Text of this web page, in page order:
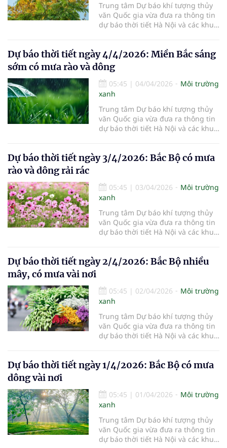
Trung tâm Dự báo khí tượng thủy
văn Quốc gia vừa đưa ra thông tin
dự báo thời tiết Hà Nội và các khu
Dự báo thời tiết ngày 4/4/2026: Miền Bắc sáng
sớm có mưa rào và dông
05:45 | 04/04/2026
Môi trường
xanh
Trung tâm Dự báo khí tượng thủy
văn Quốc gia vừa đưa ra thông tin
dự báo thời tiết Hà Nội và các khu
Dự báo thời tiết ngày 3/4/2026: Bắc Bộ có mưa
rào và dông rải rác
05:45 | 03/04/2026
Môi trường
xanh
Trung tâm Dự báo khí tượng thủy
văn Quốc gia vừa đưa ra thông tin
dự báo thời tiết Hà Nội và các khu
Dự báo thời tiết ngày 2/4/2026: Bắc Bộ nhiều
mây, có mưa vài nơi
05:45 | 02/04/2026
Môi trường
xanh
Trung tâm Dự báo khí tượng thủy
văn Quốc gia vừa đưa ra thông tin
dự báo thời tiết Hà Nội và các khu
Dự báo thời tiết ngày 1/4/2026: Bắc Bộ có mưa
dông vài nơi
05:45 | 01/04/2026
Môi trường
xanh
Trung tâm Dự báo khí tượng thủy
văn Quốc gia vừa đưa ra thông tin
dự báo thời tiết Hà Nội và các khu